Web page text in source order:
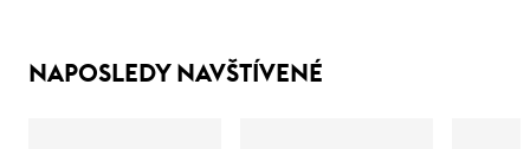
NAPOSLEDY NAVŠTÍVENÉ